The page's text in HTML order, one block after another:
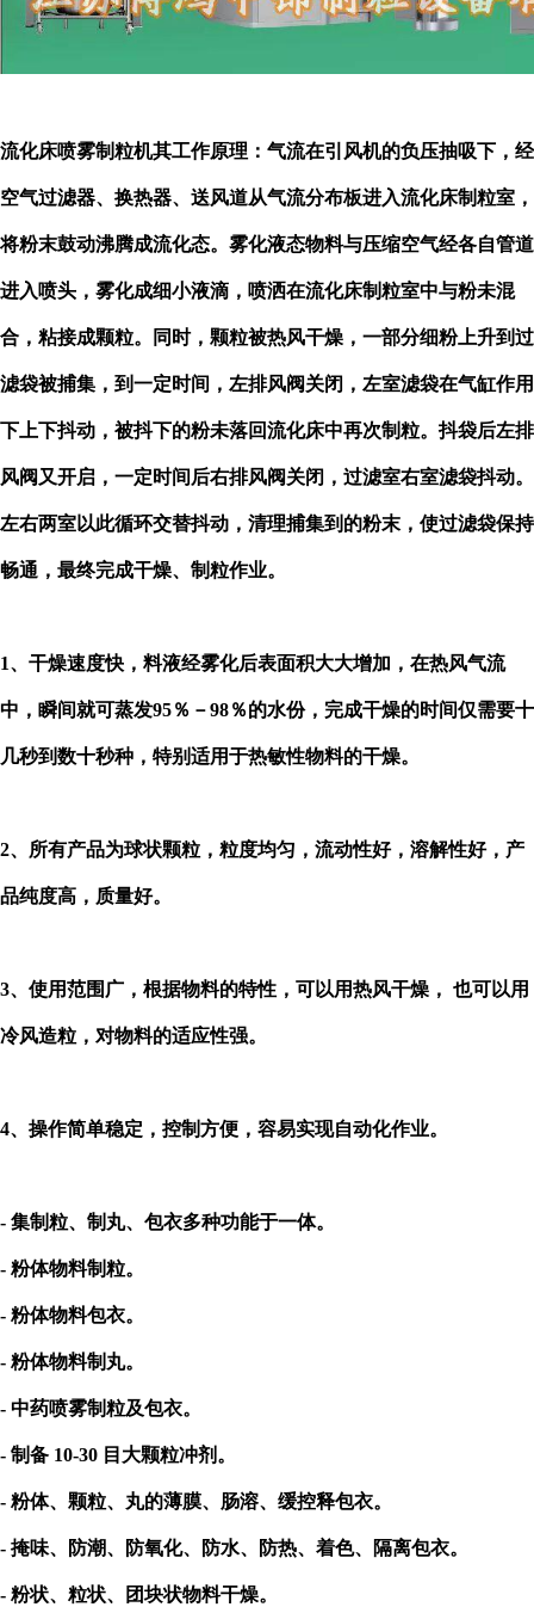
流化床喷雾制粒机其工作原理：气流在引风机的负压抽吸下，经
空气过滤器、换热器、送风道从气流分布板进入流化床制粒室，
将粉末鼓动沸腾成流化态。雾化液态物料与压缩空气经各自管道
进入喷头，雾化成细小液滴，喷洒在流化床制粒室中与粉未混
合，粘接成颗粒。同时，颗粒被热风干燥，一部分细粉上升到过
滤袋被捕集，到一定时间，左排风阀关闭，左室滤袋在气缸作用
下上下抖动，被抖下的粉未落回流化床中再次制粒。抖袋后左排
风阀又开启，一定时间后右排风阀关闭，过滤室右室滤袋抖动。
左右两室以此循环交替抖动，清理捕集到的粉末，使过滤袋保持
畅通，最终完成干燥、制粒作业。
1、 干燥速度快，料液经雾化后表面积大大增加，在热风气流
中，瞬间就可蒸发95％－98％的水份，完成干燥的时间仅需要十
几秒到数十秒种，特别适用于热敏性物料的干燥。
2、所有产品为球状颗粒，粒度均匀，流动性好，溶解性好，产
品纯度高，质量好。
3、使用范围广，根据物料的特性，可以用热风干燥， 也可以用
冷风造粒，对物料的适应性强。
4、操作简单稳定，控制方便，容易实现自动化作业。
- 集制粒、制丸、包衣多种功能于一体。
- 粉体物料制粒。
- 粉体物料包衣。
- 粉体物料制丸。
- 中药喷雾制粒及包衣。
- 制备 10-30 目大颗粒冲剂。
- 粉体、颗粒、丸的薄膜、肠溶、缓控释包衣。
- 掩味、防潮、防氧化、防水、防热、着色、隔离包衣。
- 粉状、粒状、团块状物料干燥。